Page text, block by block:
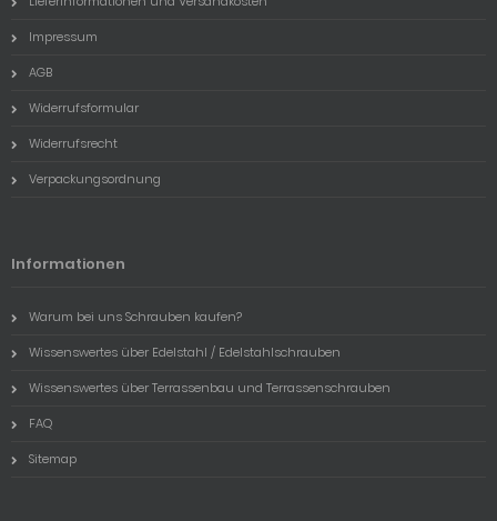
Impressum
AGB
Widerrufsformular
Widerrufsrecht
Verpackungsordnung
Informationen
Warum bei uns Schrauben kaufen?
Wissenswertes über Edelstahl / Edelstahlschrauben
Wissenswertes über Terrassenbau und Terrassenschrauben
FAQ
Sitemap